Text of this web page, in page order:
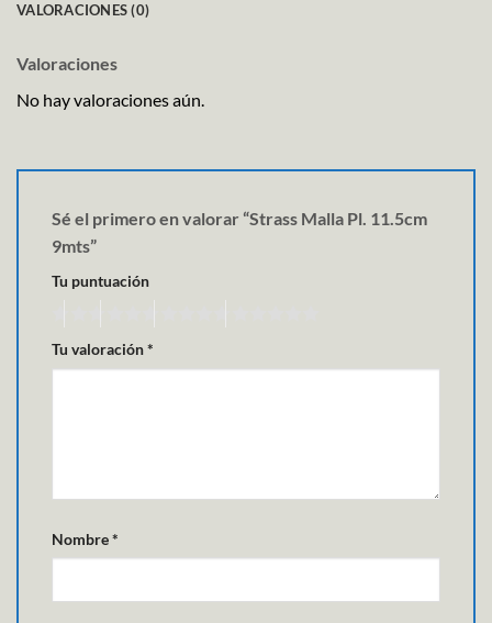
VALORACIONES (0)
Valoraciones
No hay valoraciones aún.
Sé el primero en valorar “Strass Malla Pl. 11.5cm
9mts”
Tu puntuación
Tu valoración*
Nombre*